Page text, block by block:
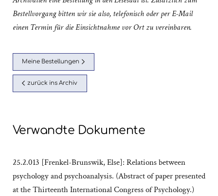
Bestellvorgang bitten wir sie also, telefonisch oder per E-Mail
einen Termin für die Einsichtnahme vor Ort zu vereinbaren.
Meine Bestellungen
zurück ins Archiv
Verwandte Dokumente
25.2.013 [Frenkel-Brunswik, Else]: Relations between
psychology and psychoanalysis. (Abstract of paper presented
at the Thirteenth International Congress of Psychology.)